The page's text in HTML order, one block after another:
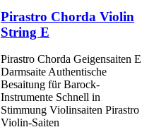
Pirastro Chorda Violin
String E
Pirastro Chorda Geigensaiten E
Darmsaite Authentische
Besaitung für Barock-
Instrumente Schnell in
Stimmung Violinsaiten Pirastro
Violin-Saiten